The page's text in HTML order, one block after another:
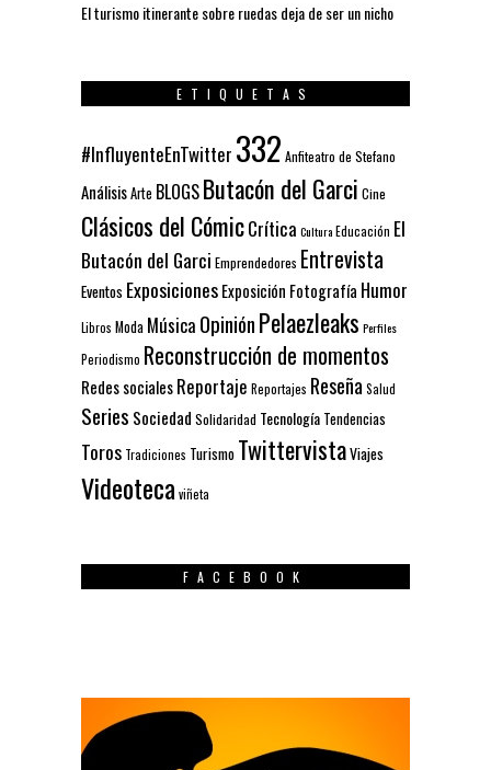
El turismo itinerante sobre ruedas deja de ser un nicho
ETIQUETAS
#InfluyenteEnTwitter 332 Anfiteatro de Stefano
AnálisisArte BLOGSButacón del Garci Cine
Clásicos del CómicCrítica CulturaEducación El
Butacón del Garci Emprendedores Entrevista
Eventos ExposicionesExposición Fotografía Humor
Libros Moda Música OpiniónPelaezleaks Perfiles
Periodismo Reconstrucción de momentos
Redes socialesReportaje Reportajes ReseñaSalud
Series Sociedad Solidaridad Tecnología Tendencias
Toros Tradiciones Turismo TwittervistaViajes
Videotecaviñeta
FACEBOOK